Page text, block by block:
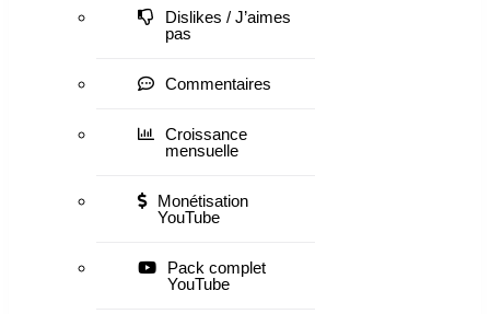
Dislikes / J’aimes
pas
Commentaires
Croissance
mensuelle
Monétisation
YouTube
Pack complet
YouTube